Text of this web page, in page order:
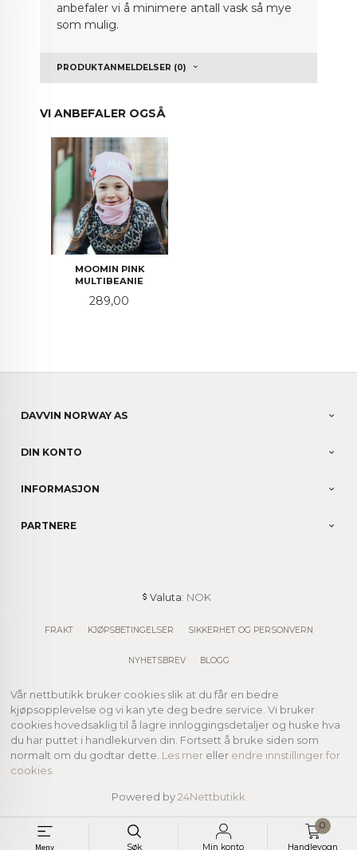
Meny Søk Min konto Handlevogn
0
anbefaler vi å minimere antall vask så mye
som mulig.
PRODUKTANMELDELSER (0)
VI ANBEFALER OGSÅ
MOOMIN PINK
MULTIBEANIE
Pris
289,00
DAVVIN NORWAY AS
DIN KONTO
INFORMASJON
PARTNERE
Valuta: NOK
FRAKT KJØPSBETINGELSER SIKKERHET OG PERSONVERN
NYHETSBREV BLOGG
Vår nettbutikk bruker cookies slik at du får en bedre
kjøpsopplevelse og vi kan yte deg bedre service. Vi bruker
cookies hovedsaklig til å lagre innloggingsdetaljer og huske hva
du har puttet i handlekurven din. Fortsett å bruke siden som
normalt om du godtar dette. Les mer eller endre innstillinger for
cookies.
Powered by24Nettbutikk